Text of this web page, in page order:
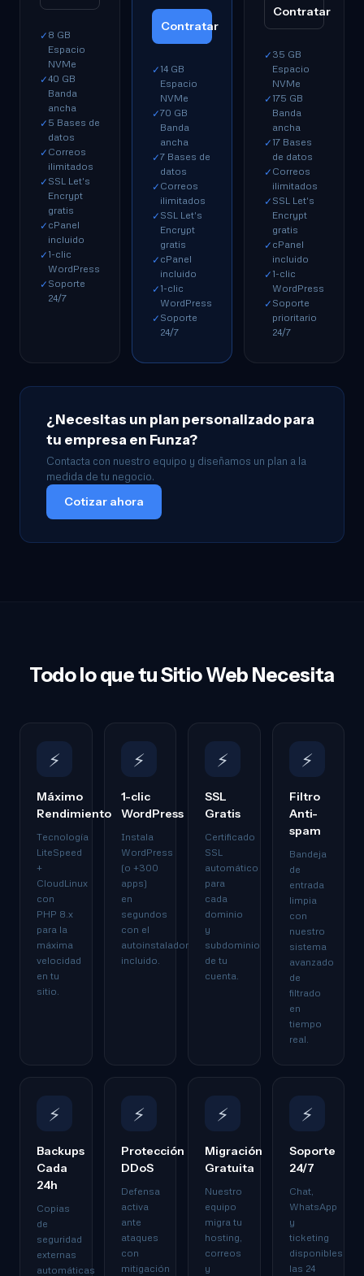
✓ 8 GB
Espacio
NVMe
✓40 GB
Banda
ancha
✓ 5 Bases de
datos
✓ Correos
ilimitados
✓ SSL Let's
Encrypt
gratis
✓ cPanel
incluido
✓ 1-clic
WordPress
✓ Soporte
24/7
Contratar
✓ 14 GB
Espacio
NVMe
✓70 GB
Banda
ancha
✓7 Bases de
datos
✓ Correos
ilimitados
✓ SSL Let's
Encrypt
gratis
✓ cPanel
incluido
✓ 1-clic
WordPress
✓ Soporte
24/7
Contratar
✓ 35 GB
Espacio
NVMe
✓ 175 GB
Banda
ancha
✓ 17 Bases
de datos
✓ Correos
ilimitados
✓ SSL Let's
Encrypt
gratis
✓ cPanel
incluido
✓ 1-clic
WordPress
✓ Soporte
prioritario
24/7
¿Necesitas un plan personalizado para
tu empresa en Funza?
Contacta con nuestro equipo y diseñamos un plan a la
medida de tu negocio.
Cotizar ahora
Todo lo que tu Sitio Web Necesita
⚡
Máximo
Rendimiento
Tecnología
LiteSpeed
+
CloudLinux
con
PHP 8.x
para la
máxima
velocidad
en tu
sitio.
⚡
1-clic
WordPress
Instala
WordPress
(o +300
apps)
en
segundos
con el
autoinstalador
incluido.
⚡
SSL
Gratis
Certificado
SSL
automático
para
cada
dominio
y
subdominio
de tu
cuenta.
⚡
Filtro
Anti-
spam
Bandeja
de
entrada
limpia
con
nuestro
sistema
avanzado
de
filtrado
en
tiempo
real.
⚡
Backups
Cada
24h
Copias
de
seguridad
externas
automáticas
⚡
Protección
DDoS
Defensa
activa
ante
ataques
con
mitigación
⚡
Migración
Gratuita
Nuestro
equipo
migra tu
hosting,
correos
y
⚡
Soporte
24/7
Chat,
WhatsApp
y
ticketing
disponibles
las 24